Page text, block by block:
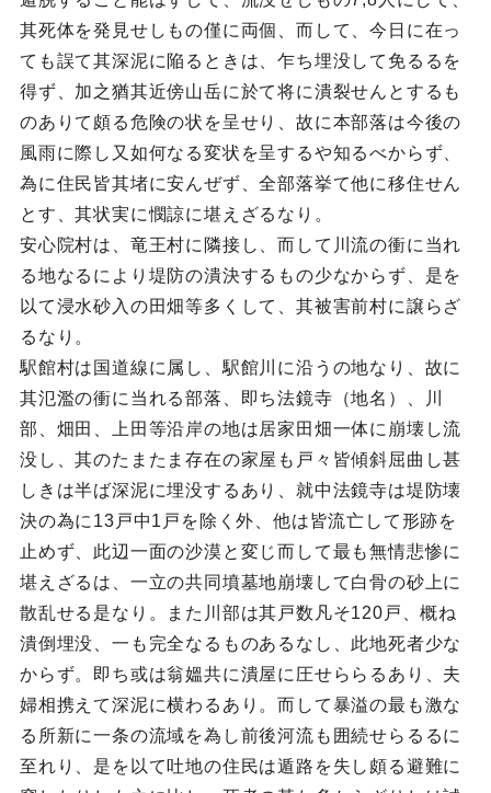
其死体を発見せしもの僅に両個、而して、今日に在っ
ても誤て其深泥に陥るときは、乍ち埋没して免るるを
得ず、加之猶其近傍山岳に於て将に潰裂せんとするも
のありて頗る危険の状を呈せり、故に本部落は今後の
風雨に際し又如何なる変状を呈するや知るべからず、
為に住民皆其堵に安んぜず、全部落挙て他に移住せん
とす、其状実に憫諒に堪えざるなり。
安心院村は、竜王村に隣接し、而して川流の衝に当れ
る地なるにより堤防の潰決するもの少なからず、是を
以て浸水砂入の田畑等多くして、其被害前村に譲らざ
るなり。
駅館村は国道線に属し、駅館川に沿うの地なり、故に
其氾濫の衝に当れる部落、即ち法鏡寺（地名）、川
部、畑田、上田等沿岸の地は居家田畑一体に崩壊し流
没し、其のたまたま存在の家屋も戸々皆傾斜屈曲し甚
しきは半ば深泥に埋没するあり、就中法鏡寺は堤防壊
決の為に13戸中1戸を除く外、他は皆流亡して形跡を
止めず、此辺一面の沙漠と変じ而して最も無情悲惨に
堪えざるは、一立の共同墳墓地崩壊して白骨の砂上に
散乱せる是なり。また川部は其戸数凡そ120戸、概ね
潰倒埋没、一も完全なるものあるなし、此地死者少な
からず。即ち或は翁媼共に潰屋に圧せららるあり、夫
婦相携えて深泥に横わるあり。而して暴溢の最も激な
る所新に一条の流域を為し前後河流も囲続せらるるに
至れり、是を以て吐地の住民は遁路を失し頗る避難に